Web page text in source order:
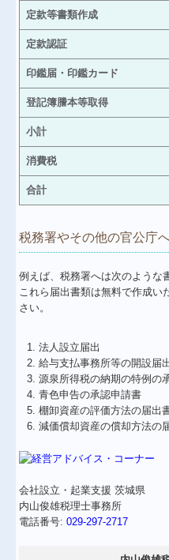
会社設立・起業支援 茨城県
内山俊雄税理士事務所
電話番号:029-297-2717
定款等書類作成
定款認証
印鑑届・印鑑カード
登記簿謄本等取得
小計
消費税
合計
税務署やその他の官公庁
例えば、税務署へは次のような
これら届出書類は無料で作成い
さい。
法人設立届出
給与支払事務所等の開設届
源泉所得税の納期の特例の
青色申告の承認申請書
棚卸資産の評価方法の届出
減価償却資産の償却方法の